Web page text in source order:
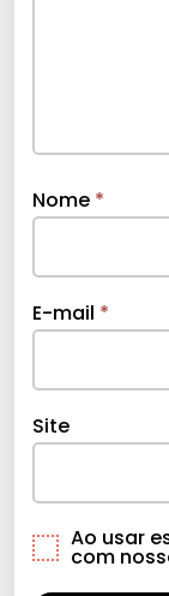
Nome *
E-mail *
Site
Ao usar
com